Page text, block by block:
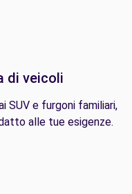
di veicoli
SUV e furgoni familiari,
alle tue esigenze.